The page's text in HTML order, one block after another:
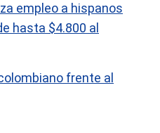
empleo a hispanos
hasta $4.800 al
frente al